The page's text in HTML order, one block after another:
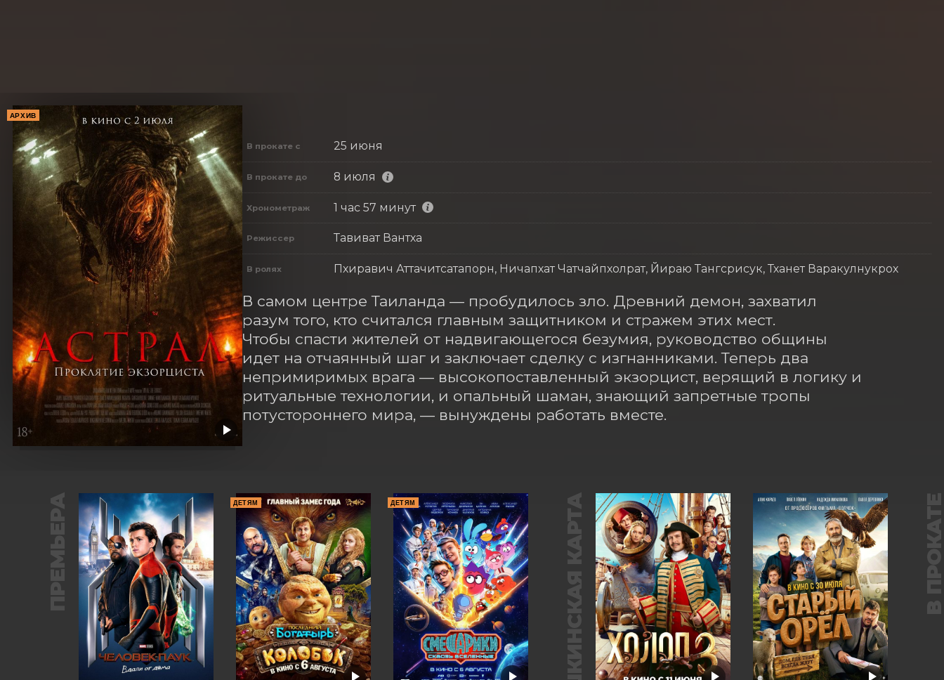
АРХИВ
В прокате с 25 июня
В прокате до 8 июля
Хронометраж 1 час 57 минут
Режиссер Тавиват Вантха
В ролях Пхиравич Аттачитсатапорн, Ничапхат Чатчайпхолрат, Йираю Тангсрисук, Тханет Варакулнукрох
В самом центре Таиланда — пробудилось зло. Древний демон, захватил
разум того, кто считался главным защитником и стражем этих мест.
Чтобы спасти жителей от надвигающегося безумия, руководство общины
идет на отчаянный шаг и заключает сделку с изгнанниками. Теперь два
непримиримых врага — высокопоставленный экзорцист, верящий в логику и
ритуальные технологии, и опальный шаман, знающий запретные тропы
потустороннего мира, — вынуждены работать вместе.
ПРЕМЬЕРА ДЕТЯМ ДЕТЯМ ПУШКИНСКАЯ КАРТА В